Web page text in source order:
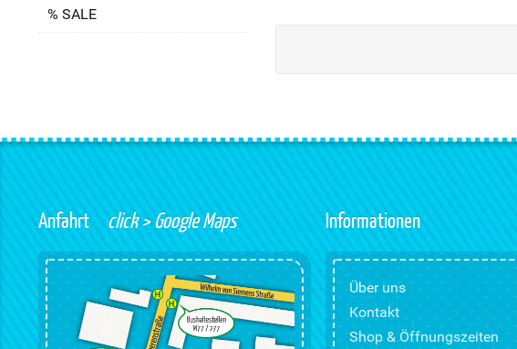
% SALE
Anfahrt click > Google Maps Informationen
Über uns
Kontakt
Shop & Öffnungszeiten